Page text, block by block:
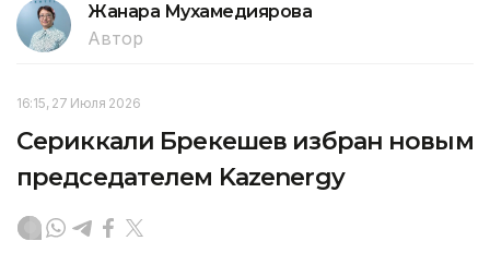
Жанара Мухамедиярова
Автор
16:15, 27 Июля 2026
Сериккали Брекешев избран новым
председателем Kazenergy